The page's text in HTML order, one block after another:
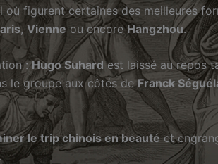
où figurent certaines des meilleures
, Vienne ou encoreHangzhou.
:Hugo Suhardest laissé au repos
le groupe aux côtés deFranck
le trip chinois en beautéet